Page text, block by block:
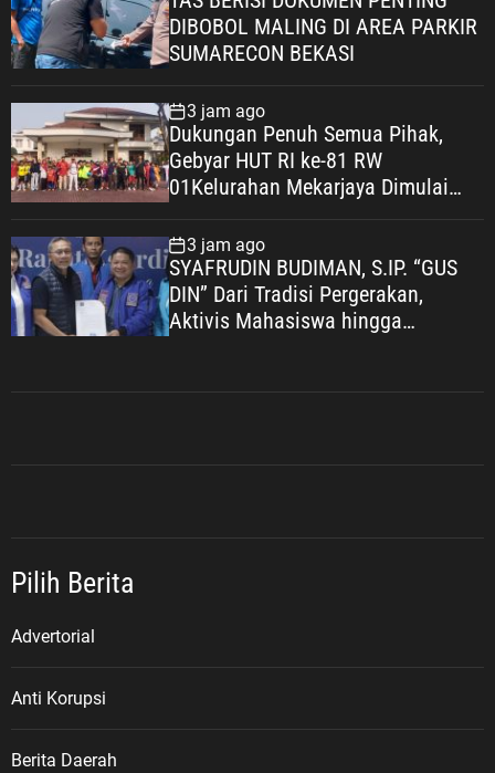
DIBOBOL MALING DI AREA PARKIR
SUMARECON BEKASI
3 jam ago
Dukungan Penuh Semua Pihak,
Gebyar HUT RI ke-81 RW
01Kelurahan Mekarjaya Dimulai
3 jam ago
SYAFRUDIN BUDIMAN, S.IP. “GUS
DIN” Dari Tradisi Pergerakan,
Aktivis Mahasiswa hingga
Pilih Berita
Advertorial
Anti Korupsi
Berita Daerah